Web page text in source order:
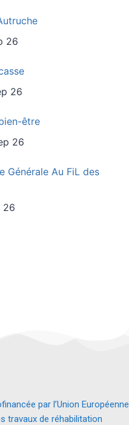
26
26
être
26
Générale Au FiL des
26
par l’Union Européenne
travaux de réhabilitation